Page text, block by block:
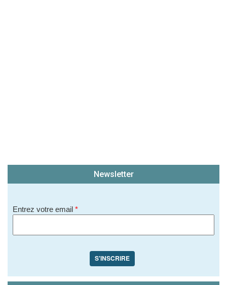
Newsletter
Entrez votre email *
S'INSCRIRE